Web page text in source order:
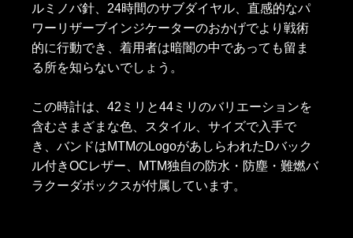
ルミノバ針、24時間のサブダイヤル、直感的なパ
ワーリザーブインジケーターのおかげでより戦術
的に行動でき、着用者は暗闇の中であっても留ま
る所を知らないでしょう。
この時計は、42ミリと44ミリのバリエーションを
含むさまざまな色、スタイル、サイズで入手で
き、バンドはMTMのLogoがあしらわれたDバック
ル付きOCレザー、MTM独自の防水・防塵・難燃バ
ラクーダボックスが付属しています。